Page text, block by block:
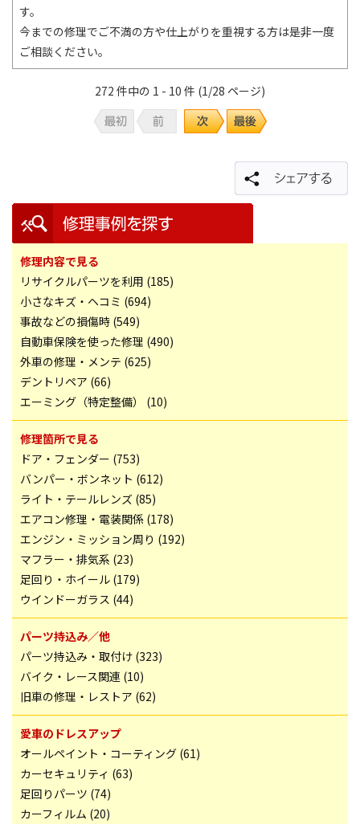
す。
今までの修理でご不満の方や仕上がりを重視する方は是非一度
ご相談ください。
272 件中の 1 - 10 件 (1/28 ページ)
修理内容で見る
リサイクルパーツを利用 (185)
小さなキズ・ヘコミ (694)
事故などの損傷時 (549)
自動車保険を使った修理 (490)
外車の修理・メンテ (625)
デントリペア (66)
エーミング（特定整備） (10)
修理箇所で見る
ドア・フェンダー (753)
バンパー・ボンネット (612)
ライト・テールレンズ (85)
エアコン修理・電装関係 (178)
エンジン・ミッション周り (192)
マフラー・排気系 (23)
足回り・ホイール (179)
ウインドーガラス (44)
パーツ持込み／他
パーツ持込み・取付け (323)
バイク・レース関連 (10)
旧車の修理・レストア (62)
愛車のドレスアップ
オールペイント・コーティング (61)
カーセキュリティ (63)
足回りパーツ (74)
カーフィルム (20)